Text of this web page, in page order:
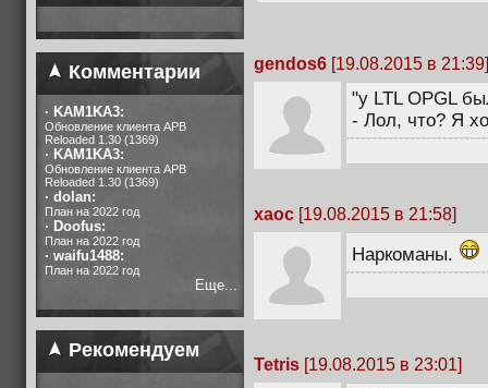
Комментарии
· KAM1KA3:
Обновление клиента APB
Reloaded 1.30 (1369)
· KAM1KA3:
Обновление клиента APB
Reloaded 1.30 (1369)
· dolan:
План на 2022 год
· Doofus:
План на 2022 год
· waifu1488:
План на 2022 год
Еще...
Рекомендуем
gendos6 [19.08.2015 в 21:39]
"у LTL OPGL
- Лол, что? Я
xaoc [19.08.2015 в 21:58]
Наркоманы.
Tetris [19.08.2015 в 23:01]